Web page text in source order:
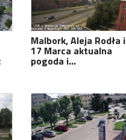
Malbork, Aleja Rodła i
17 Marca aktualna
pogoda i…